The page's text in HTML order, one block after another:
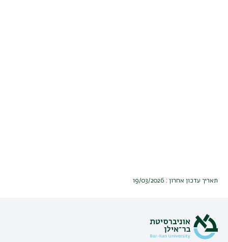
תאריך עדכון אחרון : 19/03/2026